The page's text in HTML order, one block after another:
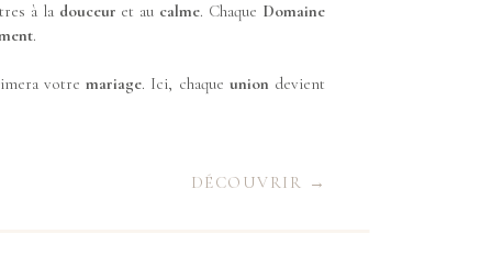
DÉCOUVRIR →
à la douceur et au calme. Chaque Domaine
.
votremariage. Ici, chaque union devient